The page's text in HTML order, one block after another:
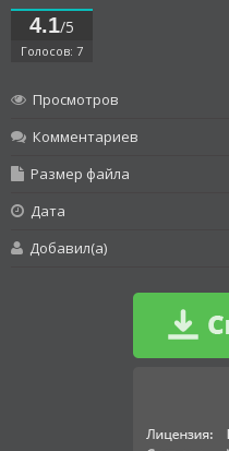
4.1/5
Голосов: 7
Просмотров
Комментариев
Размер файла
Дата
Добавил(а)